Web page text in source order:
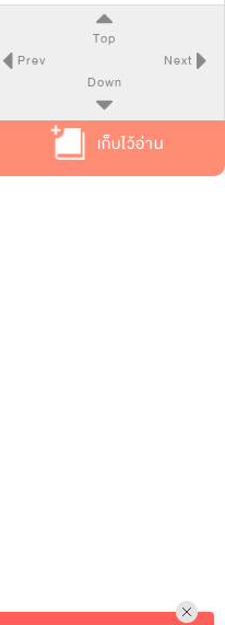
Top
Prev
Next
Down
เก็บไว้อ่าน